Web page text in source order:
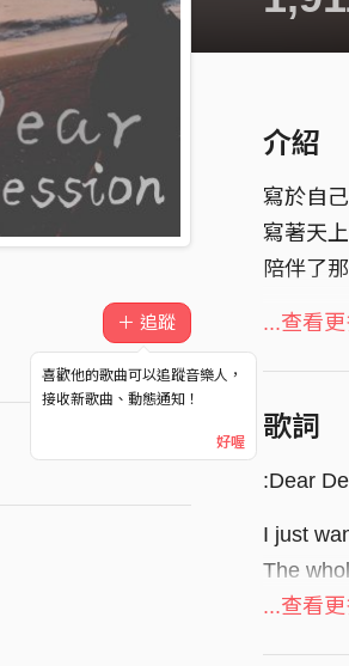
＋ 追蹤
喜歡他的歌曲可以追蹤音樂人，
接收新歌曲、動態通知！
好喔
介紹
寫於自
寫著天
陪伴了
就算在
Vocal /敬
...查看更
歌詞
:Dear
I just
The
I’ll be
...查看更